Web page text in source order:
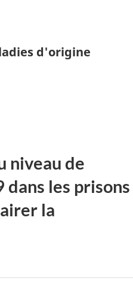
d'origine
niveau de
dans les prisons
la